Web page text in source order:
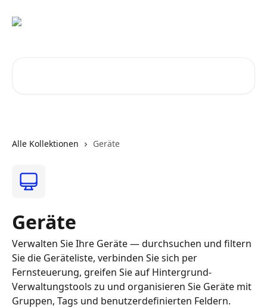
Alle Kollektionen Geräte
Geräte
Verwalten Sie Ihre Geräte — durchsuchen und filtern
Sie die Geräteliste, verbinden Sie sich per
Fernsteuerung, greifen Sie auf Hintergrund-
Verwaltungstools zu und organisieren Sie Geräte mit
Gruppen, Tags und benutzerdefinierten Feldern.